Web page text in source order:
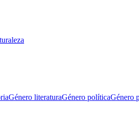
Género literaturaGénero políticaGénero